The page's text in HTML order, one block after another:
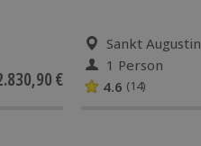
€
Sankt Augustin
1 Person
4.6 (14)